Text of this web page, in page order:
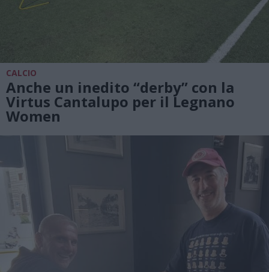
CALCIO
Anche un inedito “derby” con la
Virtus Cantalupo per il Legnano
Women